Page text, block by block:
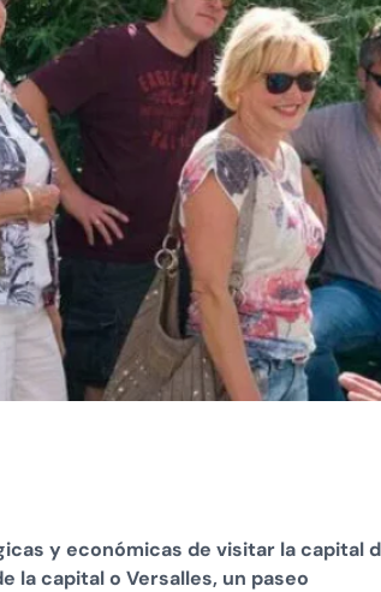
y económicas de visitar la capital
la capital o Versalles, un paseo